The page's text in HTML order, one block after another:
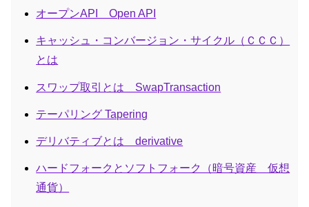
オープンAPI Open API
キャッシュ・コンバージョン・サイクル（ＣＣＣ）
とは
スワップ取引とは SwapTransaction
テーパリング Tapering
デリバティブとは derivative
ハードフォークとソフトフォーク（暗号資産 仮想
通貨）